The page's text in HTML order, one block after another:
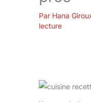
Par Hana
lecture